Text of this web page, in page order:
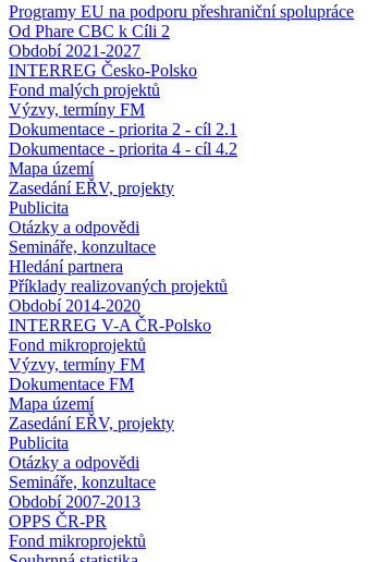
Programy EU na podporu přeshraniční spolupráce
Od Phare CBC k Cíli 2
Období 2021-2027
INTERREG Česko-Polsko
Fond malých projektů
Výzvy, termíny FM
Dokumentace - priorita 2 - cíl 2.1
Dokumentace - priorita 4 - cíl 4.2
Mapa území
Zasedání EŘV, projekty
Publicita
Otázky a odpovědi
Semináře, konzultace
Hledání partnera
Příklady realizovaných projektů
Období 2014-2020
INTERREG V-A ČR-Polsko
Fond mikroprojektů
Výzvy, termíny FM
Dokumentace FM
Mapa území
Zasedání EŘV, projekty
Publicita
Otázky a odpovědi
Semináře, konzultace
Období 2007-2013
OPPS ČR-PR
Fond mikroprojektů